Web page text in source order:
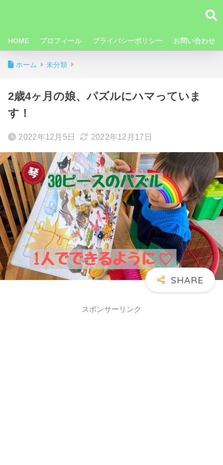
HOME プロフィール プライバシーポリシー お問い合わせ
ホーム 未分類
2歳4ヶ月の娘、パズルにハマっていま
す！
2022年12月5日 2022年12月17日
スポンサーリンク